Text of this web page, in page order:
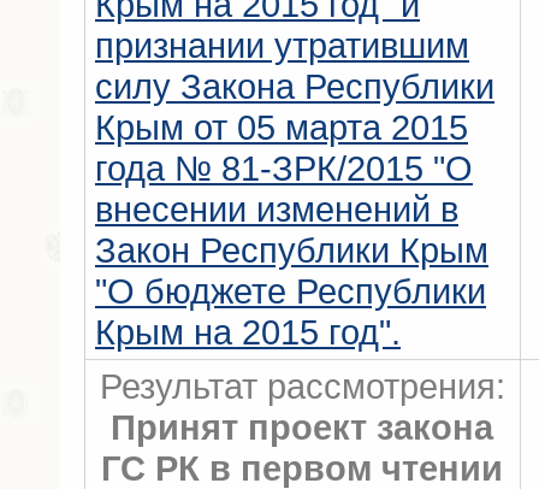
признании утратившим
силу Закона Республики
Крым от 05 марта 2015
года № 81-ЗРК/2015 "О
внесении изменений в
Закон Республики Крым
"О бюджете Республики
Крым на 2015 год".
Результат рассмотрения:
Принят проект закона
ГС РК в первом чтении